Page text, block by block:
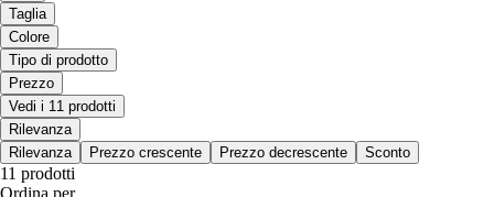
Taglia
Colore
Tipo di prodotto
Prezzo
Vedi i 11 prodotti
Rilevanza
Rilevanza
Prezzo crescente Prezzo decrescente Sconto
11 prodotti
Ordina per